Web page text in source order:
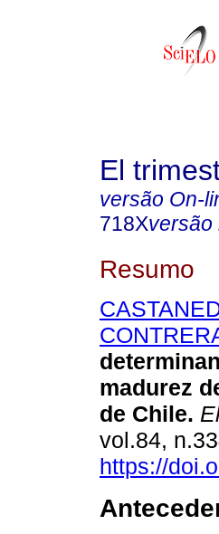
El
versão On-
718Xversão
Resumo
madurez
de Chile.
vol.84,
https://